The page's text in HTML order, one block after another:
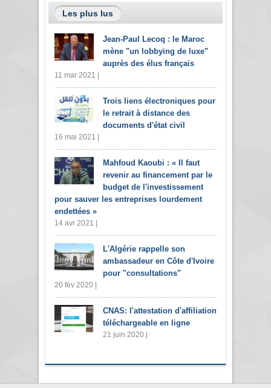
Les plus lus
Jean-Paul Lecoq : le Maroc
mène "un lobbying de luxe"
auprès des élus français
11 mar 2021 |
Trois liens électroniques pour
le retrait à distance des
documents d'état civil
16 mai 2021 |
Mahfoud Kaoubi : « Il faut
revenir au financement par le
budget de l'investissement
pour sauver les entreprises lourdement
endettées »
14 avr 2021 |
L'Algérie rappelle son
ambassadeur en Côte d'Ivoire
pour "consultations"
20 fév 2020 |
CNAS: l'attestation d'affiliation
téléchargeable en ligne
21 juin 2020 |